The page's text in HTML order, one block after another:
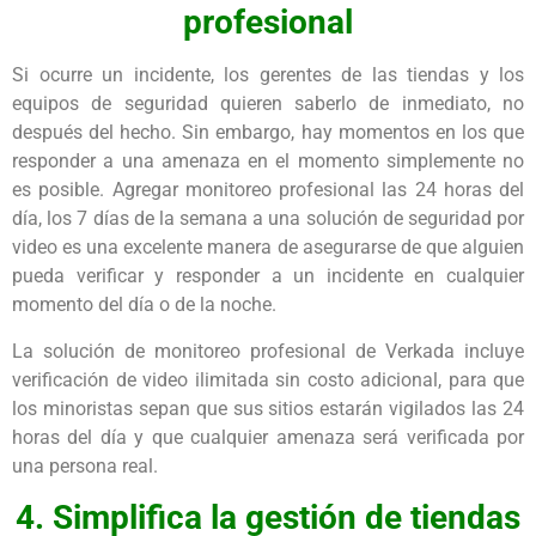
profesional
Si ocurre un incidente, los gerentes de las tiendas y los
equipos de seguridad quieren saberlo de inmediato, no
después del hecho. Sin embargo, hay momentos en los que
responder a una amenaza en el momento simplemente no
es posible. Agregar monitoreo profesional las 24 horas del
día, los 7 días de la semana a una solución de seguridad por
video es una excelente manera de asegurarse de que alguien
pueda verificar y responder a un incidente en cualquier
momento del día o de la noche.
La solución de monitoreo profesional de Verkada incluye
verificación de video ilimitada sin costo adicional, para que
los minoristas sepan que sus sitios estarán vigilados las 24
horas del día y que cualquier amenaza será verificada por
una persona real.
4. Simplifica la gestión de tiendas